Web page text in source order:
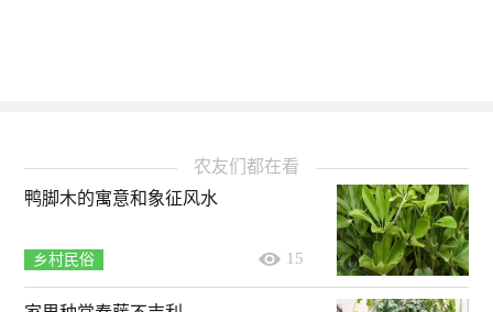
农友们都在看
鸭脚木的寓意和象征风水
乡村民俗 15